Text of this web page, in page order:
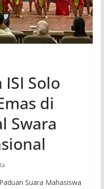
Solo
di
Swara
Suara Mahasiswa